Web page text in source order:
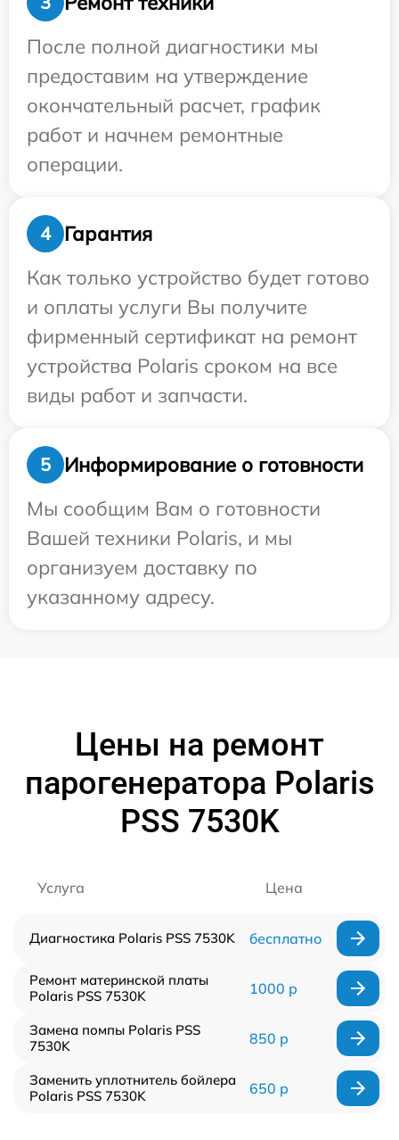
После полной диагностики мы
предоставим на утверждение
окончательный расчет, график
работ и начнем ремонтные
операции.
4
Гарантия
Как только устройство будет готово
и оплаты услуги Вы получите
фирменный сертификат на ремонт
устройства Polaris сроком на все
виды работ и запчасти.
5
Информирование о готовности
Мы сообщим Вам о готовности
Вашей техники Polaris, и мы
организуем доставку по
указанному адресу.
Цены на ремонт
парогенератора Polaris
PSS 7530K
Услуга Цена
Диагностика Polaris PSS 7530K бесплатно
Ремонт материнской платы
Polaris PSS 7530K
1000 р
Замена помпы Polaris PSS
7530K
850 р
Заменить уплотнитель бойлера
Polaris PSS 7530K
650 р